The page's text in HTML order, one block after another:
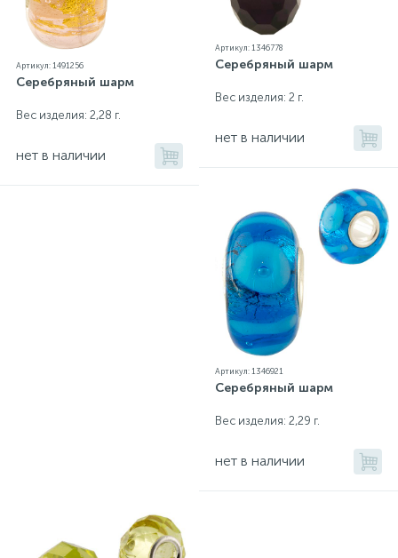
Артикул: 1491256
Серебряный шарм
Вес изделия: 2,28 г.
нет в наличии
Артикул: 1346778
Серебряный шарм
Вес изделия: 2 г.
нет в наличии
Артикул: 1346921
Серебряный шарм
Вес изделия: 2,29 г.
нет в наличии